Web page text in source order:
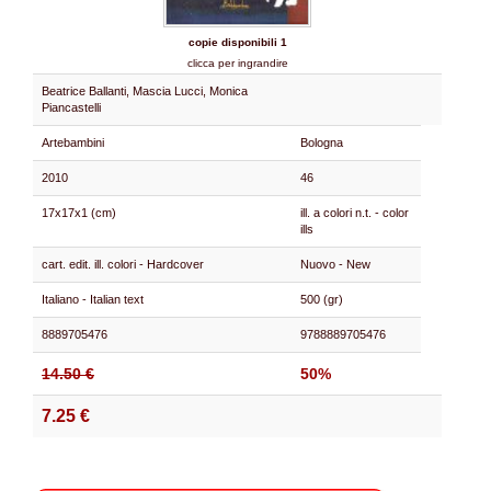
copie disponibili 1
clicca per ingrandire
Beatrice Ballanti, Mascia Lucci, Monica
Piancastelli
Artebambini Bologna
2010 46
17x17x1 (cm)
ill. a colori n.t. - color
ills
cart. edit. ill. colori - Hardcover Nuovo - New
Italiano - Italian text 500 (gr)
8889705476 9788889705476
14.50 € 50%
7.25 €